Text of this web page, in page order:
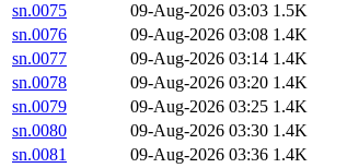
sn.0075
09-Aug-2026 03:03 1.5K
sn.0076
09-Aug-2026 03:08 1.4K
sn.0077
09-Aug-2026 03:14 1.4K
sn.0078
09-Aug-2026 03:20 1.4K
sn.0079
09-Aug-2026 03:25 1.4K
sn.0080
09-Aug-2026 03:30 1.4K
sn.0081
09-Aug-2026 03:36 1.4K